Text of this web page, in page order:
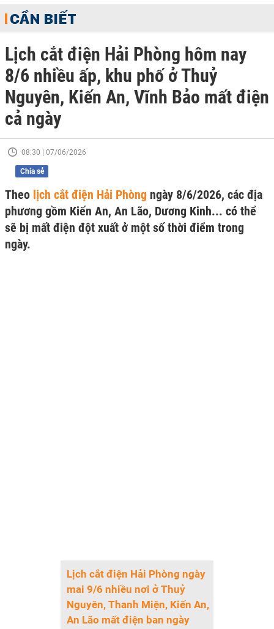
CẦN BIẾT
Lịch cắt điện Hải Phòng hôm nay
8/6 nhiều ấp, khu phố ở Thuỷ
Nguyên, Kiến An, Vĩnh Bảo mất điện
cả ngày
08:30 | 07/06/2026
Chia sẻ
Theo lịch cắt điện Hải Phòng ngày 8/6/2026, các địa
phương gồm Kiến An, An Lão, Dương Kinh... có thể
sẽ bị mất điện đột xuất ở một số thời điểm trong
ngày.
Lịch cắt điện Hải Phòng ngày
mai 9/6 nhiều nơi ở Thuỷ
Nguyên, Thanh Miện, Kiến An,
An Lão mất điện ban ngày